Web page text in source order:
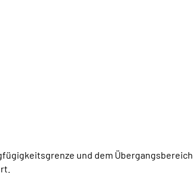
und dem Übergangsbereich.